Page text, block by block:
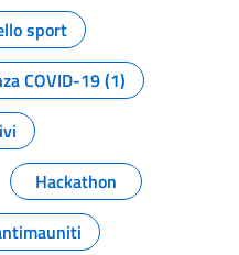
pagina
sport
COVID-19 (1)
Hackathon